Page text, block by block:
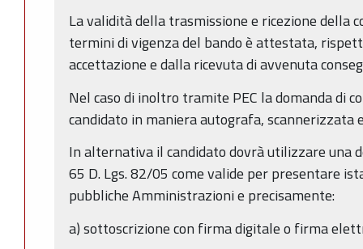
La validità della trasmissione e ricezione della
termini di vigenza del bando è attestata,
accettazione e dalla ricevuta di avvenuta
Nel caso di inoltro tramite PEC la domanda di
candidato in maniera autografa, scannerizzata
In alternativa il candidato dovrà utilizzare una
65 D. Lgs. 82/05 come valide per presentare
pubbliche Amministrazioni e precisamente:
a) sottoscrizione con firma digitale o firma